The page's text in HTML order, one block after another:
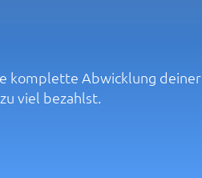
komplette Abwicklung deiner
viel bezahlst.